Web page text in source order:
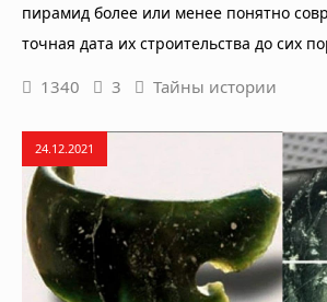
пирамид более или менее понятно
точная дата их строительства до сих
1340 3 Тайны истории
24.12.2021